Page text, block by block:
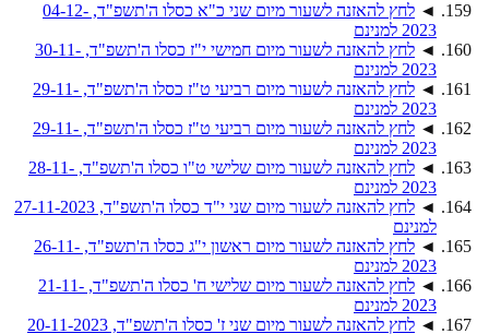
◄
לחץ להאזנה לשעור מיום שני כ"א כסלו ה'תשפ"ד, 04-12-
2023 למנינם
◄
לחץ להאזנה לשעור מיום חמישי י"ז כסלו ה'תשפ"ד, 30-11-
2023 למנינם
◄
לחץ להאזנה לשעור מיום רביעי ט"ז כסלו ה'תשפ"ד, 29-11-
2023 למנינם
◄
לחץ להאזנה לשעור מיום רביעי ט"ז כסלו ה'תשפ"ד, 29-11-
2023 למנינם
◄
לחץ להאזנה לשעור מיום שלישי ט"ו כסלו ה'תשפ"ד, 28-11-
2023 למנינם
◄
לחץ להאזנה לשעור מיום שני י"ד כסלו ה'תשפ"ד, 27-11-2023
למנינם
◄
לחץ להאזנה לשעור מיום ראשון י"ג כסלו ה'תשפ"ד, 26-11-
2023 למנינם
◄
לחץ להאזנה לשעור מיום שלישי ח' כסלו ה'תשפ"ד, 21-11-
2023 למנינם
◄
לחץ להאזנה לשעור מיום שני ז' כסלו ה'תשפ"ד, 20-11-2023